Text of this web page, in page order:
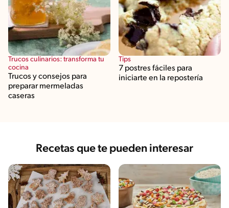
Trucos culinarios: transforma tu
cocina
Trucos y consejos para
preparar mermeladas
caseras
Tips
7 postres fáciles para
iniciarte en la repostería
Recetas que te pueden interesar